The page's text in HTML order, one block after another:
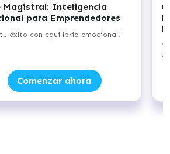
las
Clase Magistral:
Artificial relacionada a la
Automatización de
¡Potencia tu eficiencia con la
Comenzar ahora